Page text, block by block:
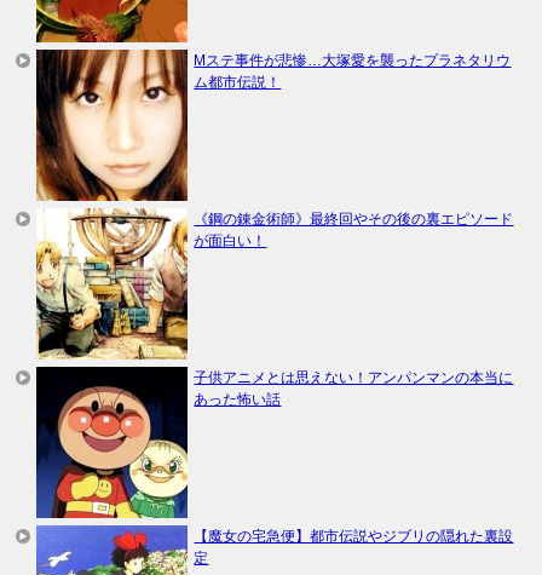
Mステ事件が悲惨…大塚愛を襲ったプラネタリウ
ム都市伝説！
《鋼の錬金術師》最終回やその後の裏エピソード
が面白い！
子供アニメとは思えない！アンパンマンの本当に
あった怖い話
【魔女の宅急便】都市伝説やジブリの隠れた裏設
定